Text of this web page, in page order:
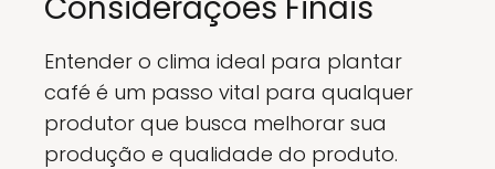
Entender o clima ideal para plantar
café é um passo vital para qualquer
produtor que busca melhorar sua
produção e qualidade do produto.